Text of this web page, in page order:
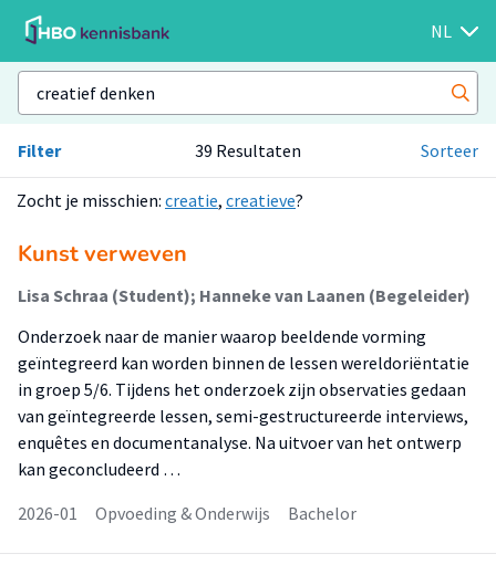
NL
Filter 39 Resultaten Sorteer
Zocht je misschien: creatie, creatieve?
Kunst verweven
Lisa Schraa (Student); Hanneke van Laanen (Begeleider)
Onderzoek naar de manier waarop beeldende vorming
geïntegreerd kan worden binnen de lessen wereldoriëntatie
in groep 5/6. Tijdens het onderzoek zijn observaties gedaan
van geïntegreerde lessen, semi-gestructureerde interviews,
enquêtes en documentanalyse. Na uitvoer van het ontwerp
kan geconcludeerd …
2026-01
Opvoeding & Onderwijs Bachelor